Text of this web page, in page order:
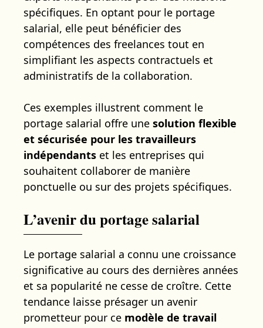
spécifiques. En optant pour le portage
salarial, elle peut bénéficier des
compétences des freelances tout en
simplifiant les aspects contractuels et
administratifs de la collaboration.
Ces exemples illustrent comment le
portage salarial offre une solution flexible
et sécurisée pour les travailleurs
indépendants et les entreprises qui
souhaitent collaborer de manière
ponctuelle ou sur des projets spécifiques.
L’avenir du portage salarial
Le portage salarial a connu une croissance
significative au cours des dernières années
et sa popularité ne cesse de croître. Cette
tendance laisse présager un avenir
prometteur pour ce modèle de travail